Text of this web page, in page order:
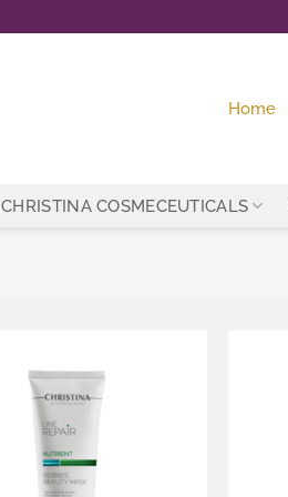
Home
CHRISTINA COSMECEUTICALS